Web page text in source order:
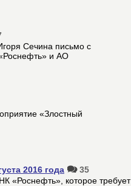
Сечина письмо с
и АО
«Злостный
2016 года
35
«Роснефть», которое требует